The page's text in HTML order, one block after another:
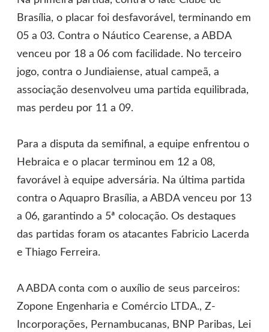
Brasília, o placar foi desfavorável, terminando em
05 a 03. Contra o Náutico Cearense, a ABDA
venceu por 18 a 06 com facilidade. No terceiro
jogo, contra o Jundiaiense, atual campeã, a
associação desenvolveu uma partida equilibrada,
mas perdeu por 11 a 09.
Para a disputa da semifinal, a equipe enfrentou o
Hebraica e o placar terminou em 12 a 08,
favorável à equipe adversária. Na última partida
contra o Aquapro Brasília, a ABDA venceu por 13
a 06, garantindo a 5ª colocação. Os destaques
das partidas foram os atacantes Fabricio Lacerda
e Thiago Ferreira.
A ABDA conta com o auxílio de seus parceiros:
Zopone Engenharia e Comércio LTDA., Z-
Incorporações, Pernambucanas, BNP Paribas, Lei